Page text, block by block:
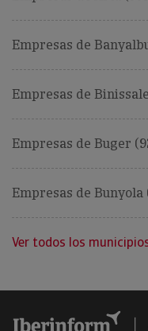
Empresas de
Empresas de
Empresas de Buger
Empresas de Bunyola
Ver todos los